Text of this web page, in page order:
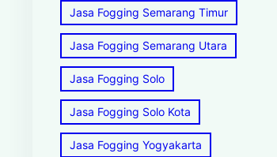
Jasa Fogging Semarang Timur
Jasa Fogging Semarang Utara
Jasa Fogging Solo
Jasa Fogging Solo Kota
Jasa Fogging Yogyakarta